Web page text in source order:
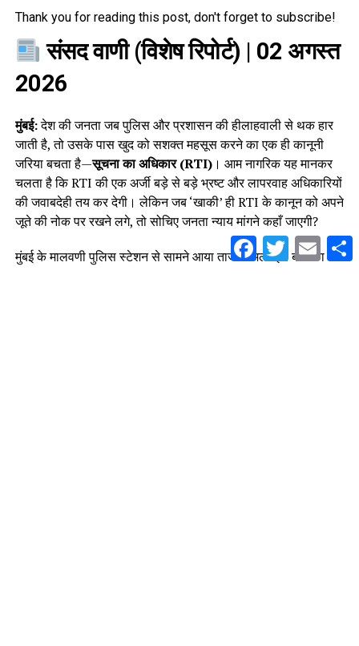
Thank you for reading this post, don't forget to subscribe!
संसद वाणी (विशेष रिपोर्ट) | 02 अगस्त
2026
मुंबई:देश की जनता जब पुलिस और प्रशासन की हीलाहवाली से थक हार
जाती है, तो उसके पास खुद को सशक्त महसूस करने का एक ही कानूनी
जरिया बचता है—सूचना का अधिकार (RTI)। आम नागरिक यह मानकर
चलता है कि RTI की एक अर्जी बड़े से बड़े भ्रष्ट और लापरवाह अधिकारियों
की जवाबदेही तय कर देगी। लेकिन जब ‘खाकी’ ही RTI के कानून को अपने
जूते की नोक पर रखने लगे, तो सोचिए जनता न्याय मांगने कहाँ जाएगी?
मुंबई के मालवणी पुलिस स्टेशन से सामने आया ताजा मामला इस बात का
FacebookTwitterEmail